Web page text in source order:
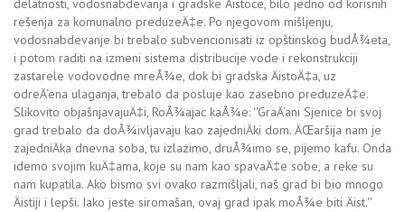
delatnosti, vodosnabdevanja i gradske Äistoce, bilo jedno od korisnih
rešenja za komunalno preduzeÄ‡e. Po njegovom mišljenju,
vodosnabdevanje bi trebalo subvencionisati iz opštinskog budÅ¾eta,
i potom raditi na izmeni sistema distribucije vode i rekonstrukciji
zastarele vodovodne mreÅ¾e, dok bi gradska ÄistoÄ‡a, uz
odreÄ‘ena ulaganja, trebalo da posluje kao zasebno preduzeÄ‡e.
Slikovito objašnjavajuÄ‡i, RoÅ¾ajac kaÅ¾e: ''GraÄ‘ani Sjenice bi svoj
grad trebalo da doÅ¾ivljavaju kao zajedniÄki dom. ÄŒaršija nam je
zajedniÄka dnevna soba, tu izlazimo, druÅ¾imo se, pijemo kafu. Onda
idemo svojim kuÄ‡ama, koje su nam kao spavaÄ‡e sobe, a reke su
nam kupatila. Ako bismo svi ovako razmišljali, naš grad bi bio mnogo
Äistiji i lepši. Iako jeste siromašan, ovaj grad ipak moÅ¾e biti Äist.''